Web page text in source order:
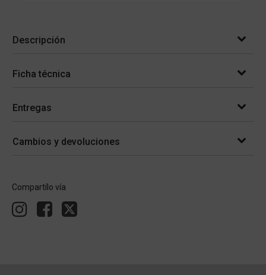
Descripción
Ficha técnica
Entregas
Cambios y devoluciones
Compartílo vía